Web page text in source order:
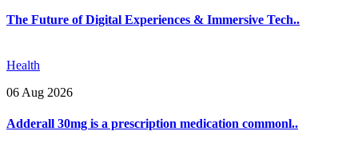
The Future of Digital Experiences & Immersive Tech..
Health
06 Aug 2026
Adderall 30mg is a prescription medication commonl..